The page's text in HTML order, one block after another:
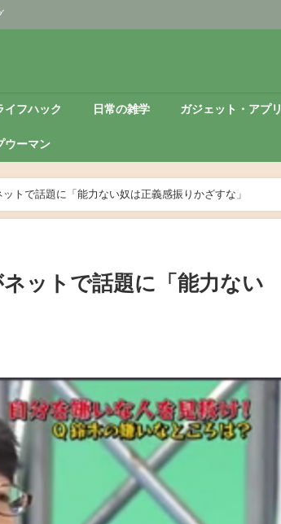
イフハック 日常の雑学 ガジェット・アプリ
ウーマン
トで話題に「能力ない奴は正義感振りかざすな」
ットで話題に「能力ない